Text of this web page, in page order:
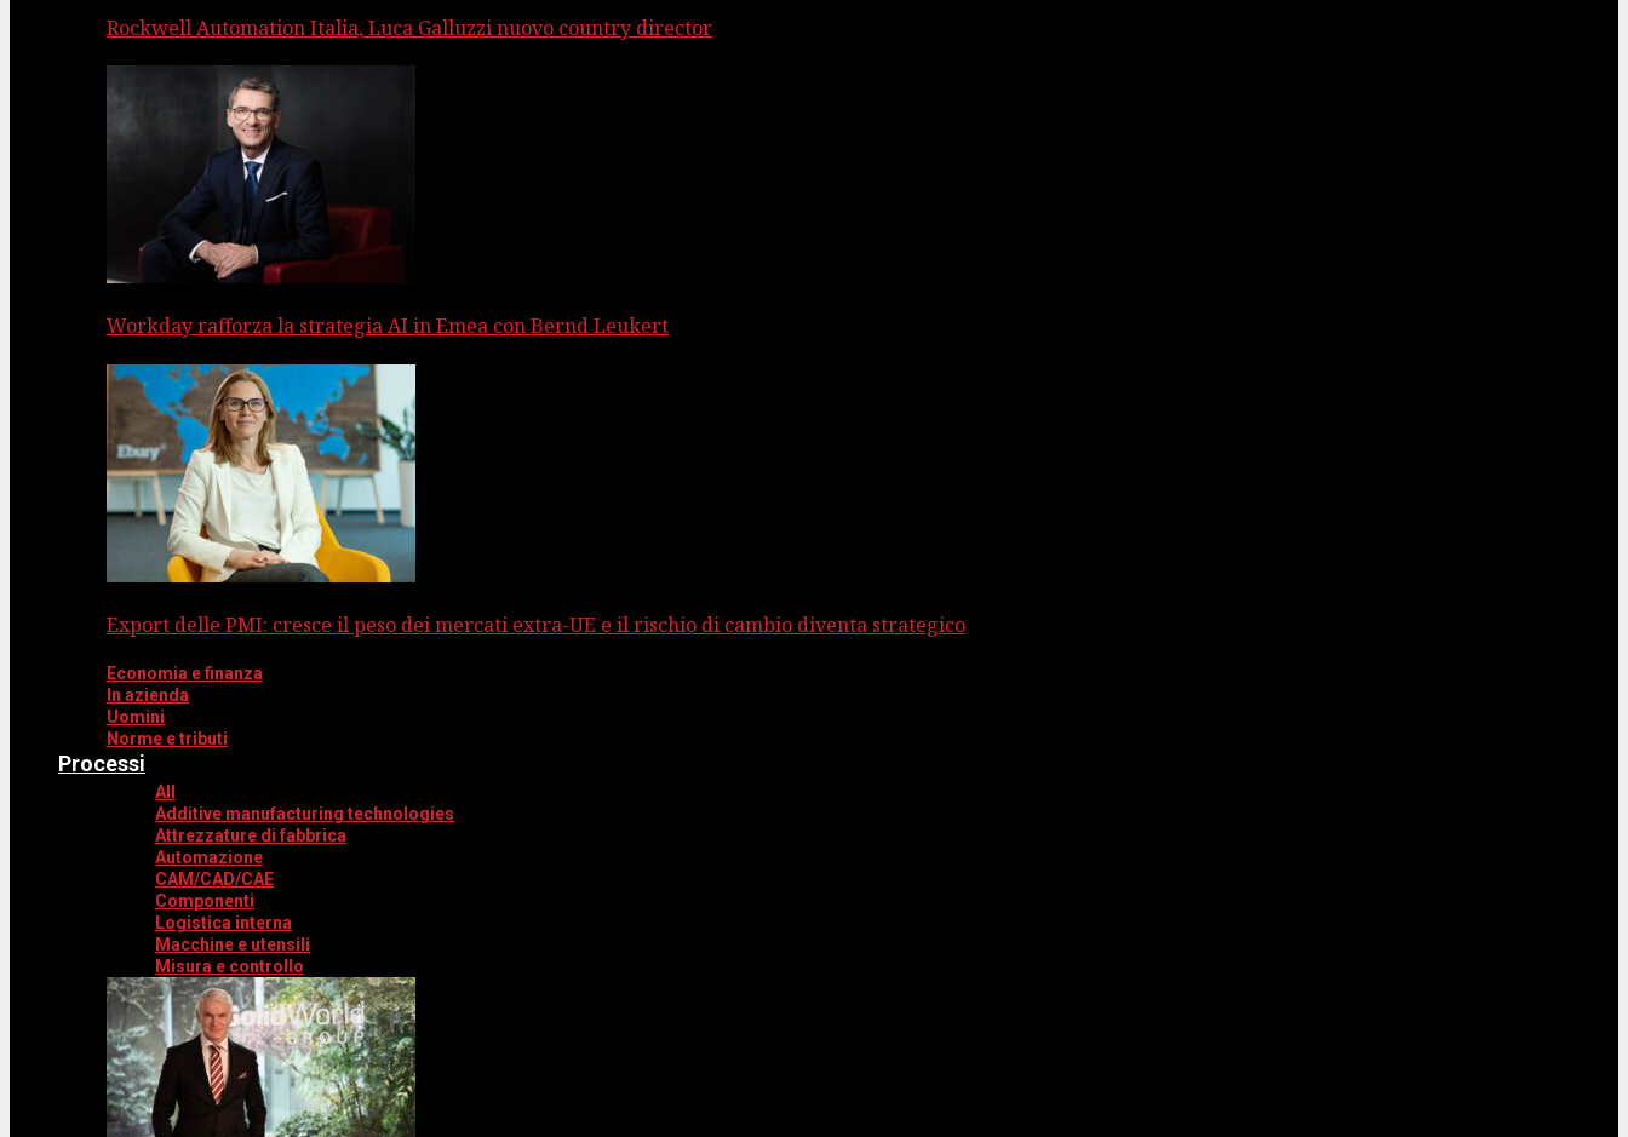
Rockwell Automation Italia, Luca Galluzzi nuovo country director
Workday rafforza la strategia AI in Emea con Bernd Leukert
Export delle PMI: cresce il peso dei mercati extra-UE e il rischio di cambio diventa strategico
Economia e finanza
In azienda
Uomini
Norme e tributi
Processi
All
Additive manufacturing technologies
Attrezzature di fabbrica
Automazione
CAM/CAD/CAE
Componenti
Logistica interna
Macchine e utensili
Misura e controllo